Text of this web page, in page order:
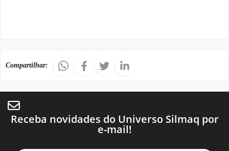
Compartilhar:
Receba novidades do Universo Silmaq por
e-mail!